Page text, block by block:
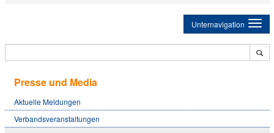
Unternavigation
Presse und Media
Aktuelle Meldungen
Verbandsveranstaltungen